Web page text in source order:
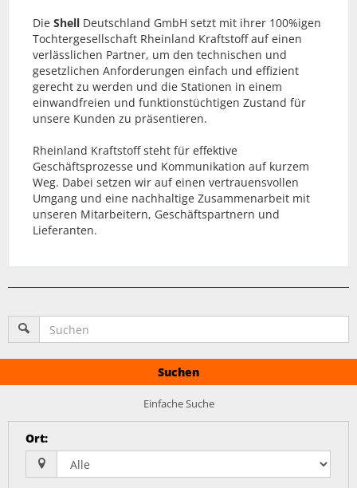
Die Shell Deutschland GmbH setzt mit ihrer 100%igen
Tochtergesellschaft Rheinland Kraftstoff auf einen
verlässlichen Partner, um den technischen und
gesetzlichen Anforderungen einfach und effizient
gerecht zu werden und die Stationen in einem
einwandfreien und funktionstüchtigen Zustand für
unsere Kunden zu präsentieren.
Rheinland Kraftstoff steht für effektive
Geschäftsprozesse und Kommunikation auf kurzem
Weg. Dabei setzen wir auf einen vertrauensvollen
Umgang und eine nachhaltige Zusammenarbeit mit
unseren Mitarbeitern, Geschäftspartnern und
Lieferanten.
Suchen
Einfache Suche
Ort: